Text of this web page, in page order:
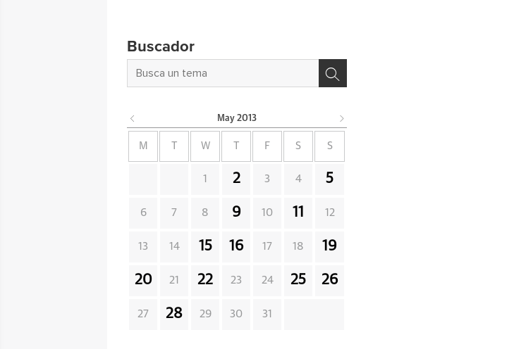
Buscador
May 2013
M W F S S
1 2 3 4 5
6 7 8 9 10 11 12
13 14 15 16 17 18 19
20 21 22 23 24 25 26
27 28 29 30 31